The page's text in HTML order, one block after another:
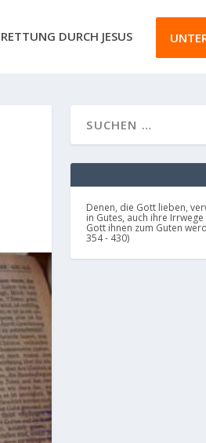
RETTUNG DURCH JESUS
Denen, die Gott lieben,
in Gutes, auch ihre
Gott ihnen zum Guten
354 - 430)